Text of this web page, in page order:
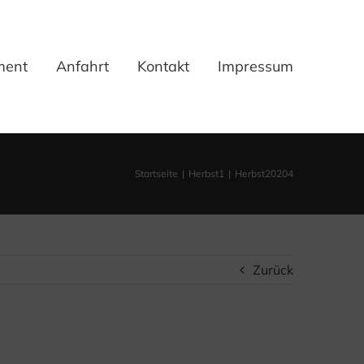
Anfahrt Kontakt Impressum
Startseite Herbst1 Herbst20204
Zurück